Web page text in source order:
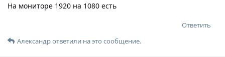
На мониторе 1920 на 1080 есть
Ответить
Александрответили на это сообщение.